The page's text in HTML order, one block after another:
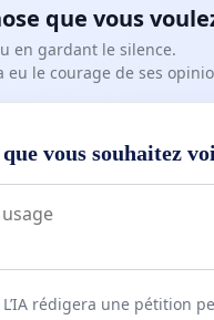
que vous
en gardant le silence.
le courage de ses
vous souhaitez
rédigera une pétition